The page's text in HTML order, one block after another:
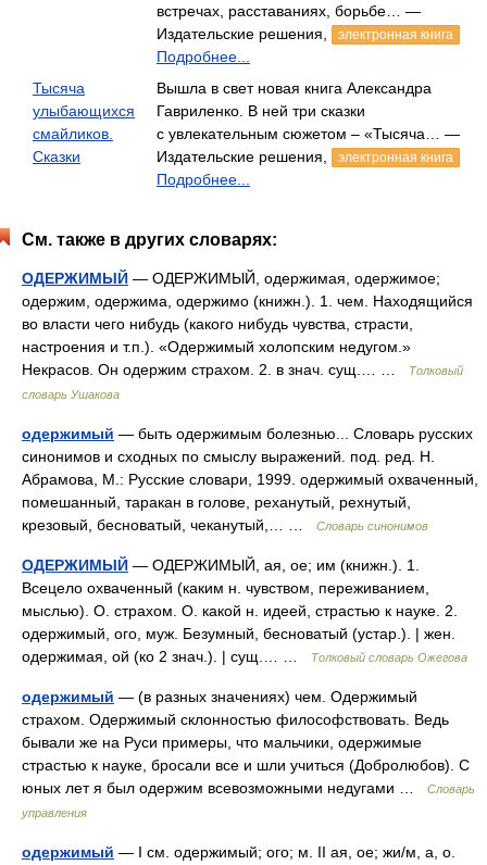
встречах, расставаниях, борьбе… —
Издательские решения,
электронная книга
Подробнее...
Тысяча
улыбающихся
смайликов.
Сказки
Вышла в свет новая книга Александра
Гавриленко. В ней три сказки
с увлекательным сюжетом – «Тысяча… —
Издательские решения,
электронная книга
Подробнее...
См. также в других словарях:
ОДЕРЖИМЫЙ — ОДЕРЖИМЫЙ, одержимая, одержимое;
одержим, одержима, одержимо (книжн.). 1. чем. Находящийся
во власти чего нибудь (какого нибудь чувства, страсти,
настроения и т.п.). «Одержимый холопским недугом.»
Некрасов. Он одержим страхом. 2. в знач. сущ.… …
Толковый
словарь Ушакова
одержимый — быть одержимым болезнью... Словарь русских
синонимов и сходных по смыслу выражений. под. ред. Н.
Абрамова, М.: Русские словари, 1999. одержимый охваченный,
помешанный, таракан в голове, реханутый, рехнутый,
крезовый, бесноватый, чеканутый,… …
Словарь синонимов
ОДЕРЖИМЫЙ — ОДЕРЖИМЫЙ, ая, ое; им (книжн.). 1.
Всецело охваченный (каким н. чувством, переживанием,
мыслью). О. страхом. О. какой н. идеей, страстью к науке. 2.
одержимый, ого, муж. Безумный, бесноватый (устар.). | жен.
одержимая, ой (ко 2 знач.). | сущ.… …
Толковый словарь Ожегова
одержимый — (в разных значениях) чем. Одержимый
страхом. Одержимый склонностью философствовать. Ведь
бывали же на Руси примеры, что мальчики, одержимые
страстью к науке, бросали все и шли учиться (Добролюбов). С
юных лет я был одержим всевозможными недугами …
Словарь
управления
одержимый — I см. одержимый; ого; м. II ая, ое; жи/м, а, о.